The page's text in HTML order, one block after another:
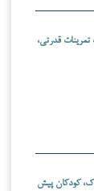
قدرتی،
کودکان پیش